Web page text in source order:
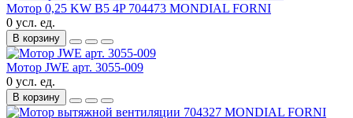
Мотор 0,25 KW B5 4P 704473 MONDIAL FORNI
0 усл. ед.
В корзину
Мотор JWE арт. 3055-009
0 усл. ед.
В корзину